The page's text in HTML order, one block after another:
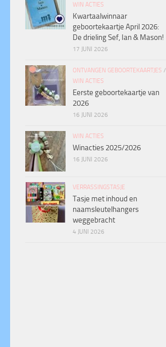
WIN ACTIES
Kwartaalwinnaar
geboortekaartje April 2026:
De drieling Sef, Ian & Mason!
17 JUNI 2026
ONTVANGEN GEBOORTEKAARTJES /
WIN ACTIES
Eerste geboortekaartje van
2026
16 JUNI 2026
WIN ACTIES
Winacties 2025/2026
16 JUNI 2026
VERRASSINGSTASJE
Tasje met inhoud en
naamsleutelhangers
weggebracht
4 JUNI 2026